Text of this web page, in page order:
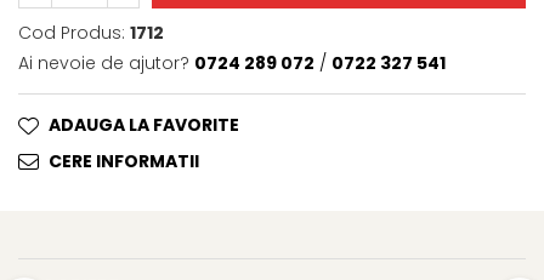
Cod Produs: 1712
Ai nevoie de ajutor? 0724 289 072 / 0722 327 541
ADAUGA LA FAVORITE
CERE INFORMATII